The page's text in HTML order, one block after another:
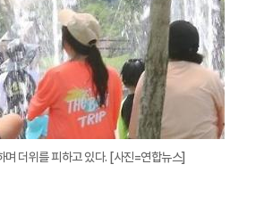
더위를 피하고 있다. [사진=연합뉴스]